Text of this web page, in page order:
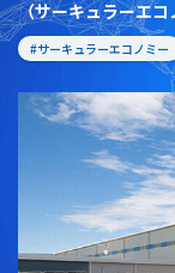
（サーキュラーエコ
#サーキュラーエコノミー